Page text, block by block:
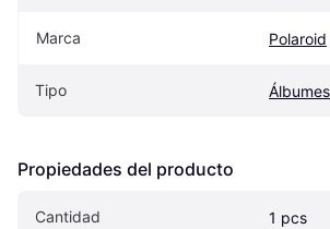
Marca Polaroid
Tipo
Propiedades del producto
Cantidad 1 pcs